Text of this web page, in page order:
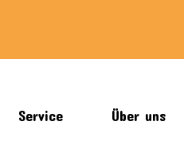
Service Über uns